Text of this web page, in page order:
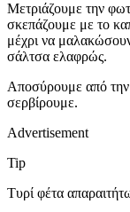
Μετριάζουμε την
σκεπάζουμε με το
μέχρι να
σάλτσα ελαφρώς.
Αποσύρουμε από την
σερβίρουμε.
Advertisement
Tip
Τυρί φέτα